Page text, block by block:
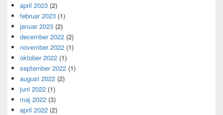
april 2023 (2)
februar 2023 (1)
januar 2023 (2)
december 2022 (2)
november 2022 (1)
oktober 2022 (1)
september 2022 (1)
august 2022 (2)
juni 2022 (1)
maj 2022 (3)
april 2022 (2)